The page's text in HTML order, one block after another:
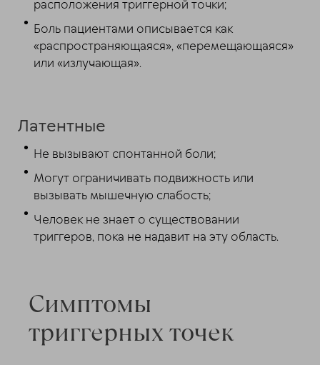
расположения триггерной точки;
Боль пациентами описывается как
«распространяющаяся», «перемещающаяся»
или «излучающая».
Латентные
Не вызывают спонтанной боли;
Могут ограничивать подвижность или
вызывать мышечную слабость;
Человек не знает о существовании
триггеров, пока не надавит на эту область.
Симптомы
триггерных точек